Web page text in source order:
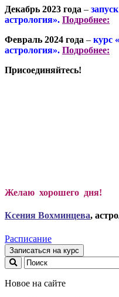
Декабрь 2023 года –
астрология». Подробнее:
Февраль 2024 года – курс
астрология». Подробнее:
Присоединяйтесь!
Желаю хорошего дня!
Ксения Вохминцева,
Расписание
Записаться на курс
Новое на сайте